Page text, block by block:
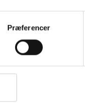
Præferencer